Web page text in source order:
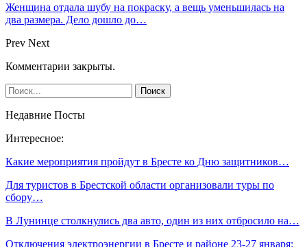
Женщина отдала шубу на покраску, а вещь уменьшилась на
два размера. Дело дошло до…
Prev Next
Комментарии закрыты.
Недавние Посты
Интересное:
Какие мероприятия пройдут в Бресте ко Дню защитников…
Для туристов в Брестской области организовали туры по
сбору…
В Лунинце столкнулись два авто, один из них отбросило на…
Отключения электроэнергии в Бресте и районе 23-27 января: